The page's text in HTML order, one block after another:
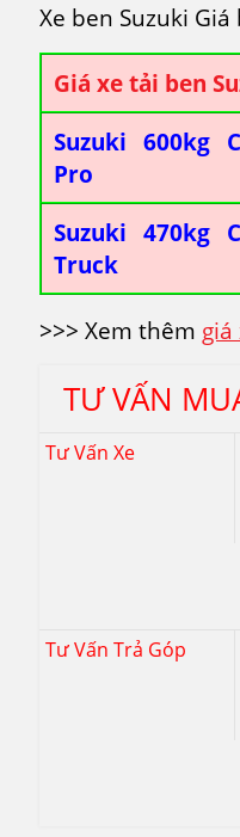
Xe ben Suzuki
Giá xe tải ben
Suzuki 600kg
Pro
Suzuki 470kg
Truck
>>> Xem thêm
TƯ VẤN
Tư Vấn Xe
Tư Vấn Trả Góp